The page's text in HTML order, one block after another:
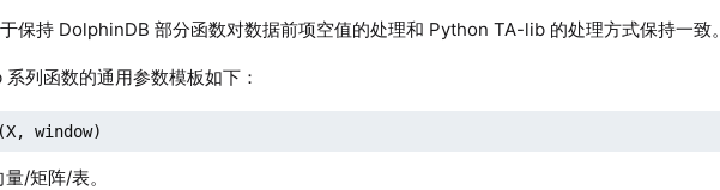
保持 DolphinDB 部分函数对数据前项空值的处理和 Python TA-lib 的处理方式保持一致。
列函数的通用参数模板如下：
window)
/矩阵/表。